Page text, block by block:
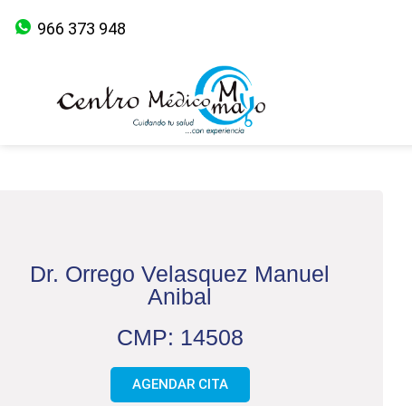
966 373 948
Dr. Orrego Velasquez Manuel
Anibal
CMP: 14508
AGENDAR CITA